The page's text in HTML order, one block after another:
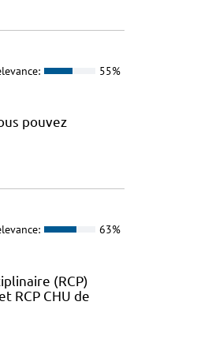
55%
pouvez
63%
(RCP)
RCP CHU de